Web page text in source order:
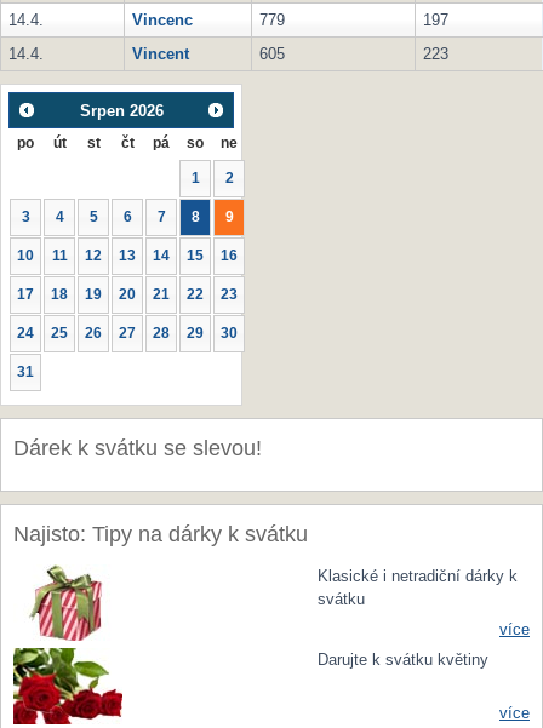
14.4.
Vincenc 779
197
14.4.
Vincent 605 223
Srpen 2026
po út st čt pá so ne
1 2
3 4 5 6 7 8 9
10 11 12 13 14 15 16
17 18 19 20 21 22 23
24 25 26 27 28 29 30
31
Dárek k svátku se slevou!
Najisto: Tipy na dárky k svátku
Klasické i netradiční dárky k
svátku
více
Darujte k svátku květiny
více